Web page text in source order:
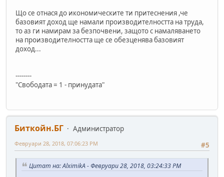
Що се отнася до икономическите ти притеснения ,че
базовият доход ще намали производителността на труда,
то аз ги намирам за безпочвени, защото с намаляването
на производителността ще се обезценява базовият
доход...
--------
"Свободата = 1 - принудата"
Биткойн.БГ
Администратор
#5
Февруари 28, 2018, 07:06:23 PM
Цитат на: AlximikA - Февруари 28, 2018, 03:24:33 PM